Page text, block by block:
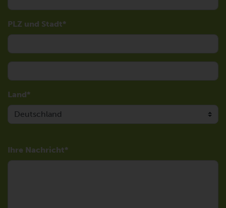
PLZ und Stadt
Land
Ihre Nachricht